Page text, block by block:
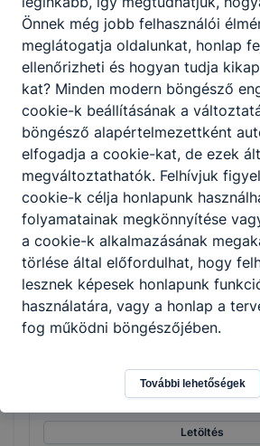
Krúdy Gyula Prózamondó
Csatolt fájlok
Versenykiírás
Letöltés
Mester és Tanítványa
Verseny
Letöltés
Önnek még jobb felhasználói
meglátogatja oldalunkat, honlap
ellenőrizheti és hogyan tudja
kat? Minden modern böngésző
cookie-k beállításának a
böngésző alapértelmezettként
elfogadja a cookie-kat, de ezek
megváltoztathatók. Felhívjuk
cookie-k célja honlapunk
folyamatainak megkönnyítése
a cookie-k alkalmazásának
törlése által előfordulhat, hogy
lesznek képesek honlapunk
használatára, vagy a honlap a
fog működni böngészőjében.
További lehetőségek